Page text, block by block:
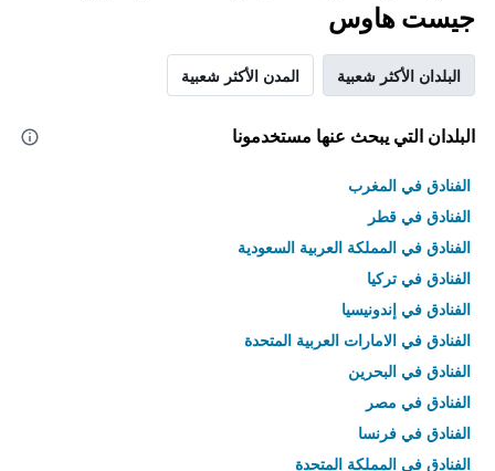
جيست هاوس
البلدان الأكثر شعبية المدن الأكثر شعبية
البلدان التي يبحث عنها مستخدمونا
الفنادق في المغرب
الفنادق في قطر
الفنادق في المملكة العربية السعودية
الفنادق في تركيا
الفنادق في إندونيسيا
الفنادق في الامارات العربية المتحدة
الفنادق في البحرين
الفنادق في مصر
الفنادق في فرنسا
الفنادق في المملكة المتحدة